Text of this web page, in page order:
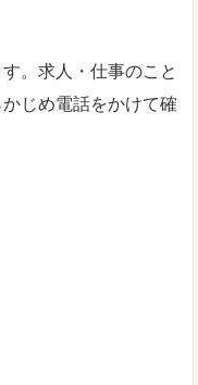
。求人・仕事のこと
じめ電話をかけて確